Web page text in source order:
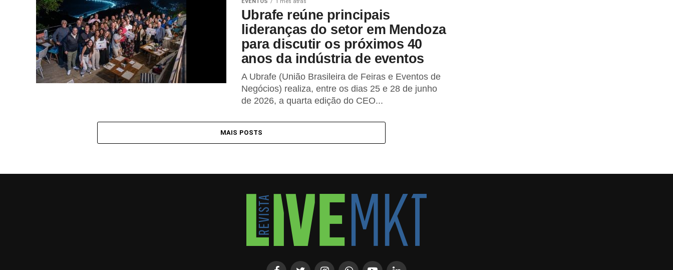
Ubrafe reúne principais
lideranças do setor em Mendoza
para discutir os próximos 40
anos da indústria de eventos
A Ubrafe (União Brasileira de Feiras e Eventos de
Negócios) realiza, entre os dias 25 e 28 de junho
de 2026, a quarta edição do CEO...
MAIS POSTS